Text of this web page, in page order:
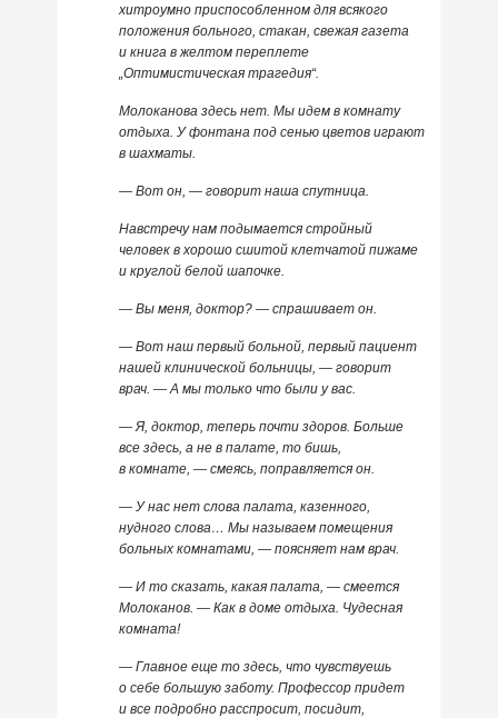
хитроумно приспособленном для всякого
положения больного, стакан, свежая газета
и книга в желтом переплете
„Оптимистическая трагедия“.
Молоканова здесь нет. Мы идем в комнату
отдыха. У фонтана под сенью цветов играют
в шахматы.
— Вот он, — говорит наша спутница.
Навстречу нам подымается стройный
человек в хорошо сшитой клетчатой пижаме
и круглой белой шапочке.
— Вы меня, доктор? — спрашивает он.
— Вот наш первый больной, первый пациент
нашей клинической больницы, — говорит
врач. — А мы только что были у вас.
— Я, доктор, теперь почти здоров. Больше
все здесь, а не в палате, то бишь,
в комнате, — смеясь, поправляется он.
— У нас нет слова палата, казенного,
нудного слова… Мы называем помещения
больных комнатами, — поясняет нам врач.
— И то сказать, какая палата, — смеется
Молоканов. — Как в доме отдыха. Чудесная
комната!
— Главное еще то здесь, что чувствуешь
о себе большую заботу. Профессор придет
и все подробно расспросит, посидит,